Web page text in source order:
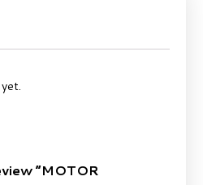
“MOTOR